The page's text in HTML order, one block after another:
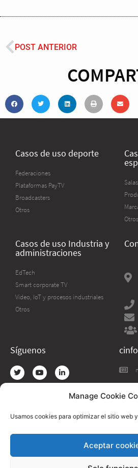
Manage Cookie
Usamos cookies para optimizar el sitio web
Aceptar
POST ANTERIOR
Casos de uso deporte
Federaciones
Plataformas PayTV
Broadcasters
Otros
Otros
Casos de uso Industria y
administraciones
EdTech
Smart corporate TV
Video, IoT y procesos industriales
Otros
Síguenos
The project has received funding from the
research and innovation programme under